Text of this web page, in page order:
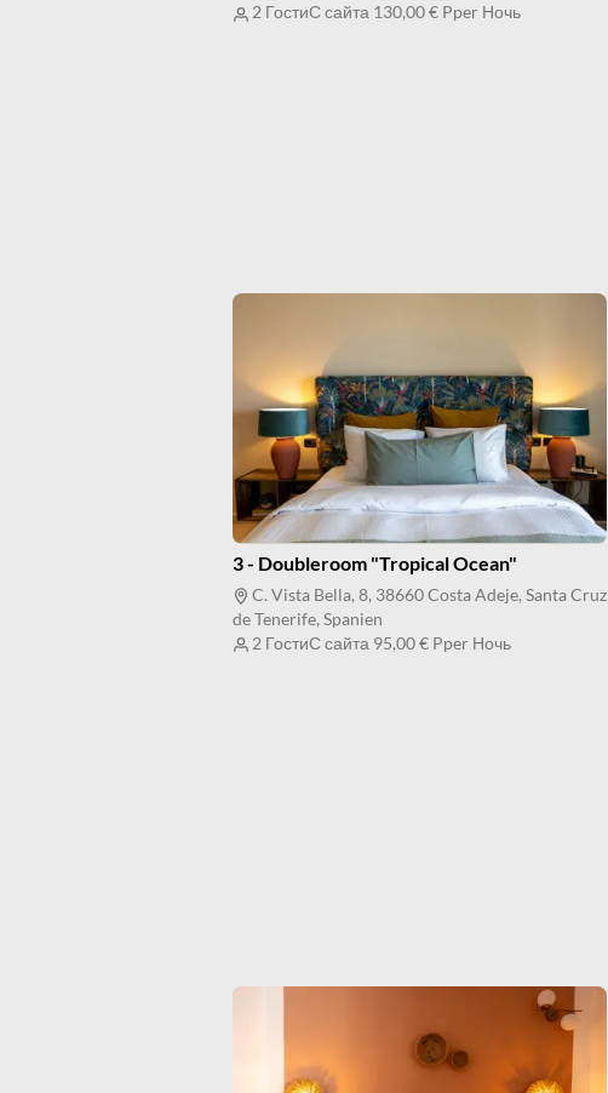
2 ГостиС сайта 130,00 € Pper Ночь
3 - Doubleroom "Tropical Ocean"
C. Vista Bella, 8, 38660 Costa Adeje, Santa Cruz
de Tenerife, Spanien
2 ГостиС сайта 95,00 € Pper Ночь